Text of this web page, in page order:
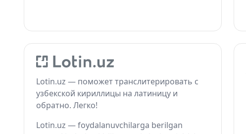
Lotin.uz — поможет транслитерировать с
узбекской кириллицы на латиницу и
обратно. Легко!
Lotin.uz — foydalanuvchilarga berilgan